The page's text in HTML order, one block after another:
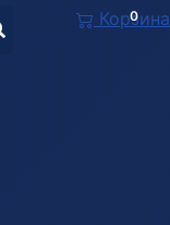
0
Корзина